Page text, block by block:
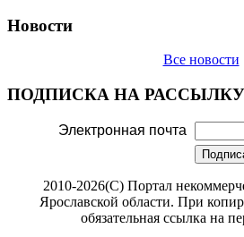
Новости
Все новости
ПОДПИСКА НА
Электронная почта
2010-2026(С) Портал
Ярославской области. При
обязательная ссылка на